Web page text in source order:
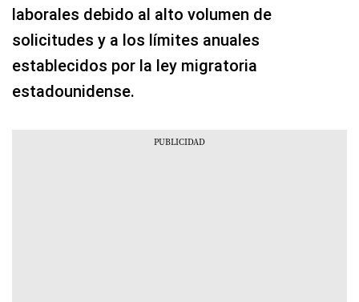
laborales debido al alto volumen de
solicitudes y a los límites anuales
establecidos por la ley migratoria
estadounidense.